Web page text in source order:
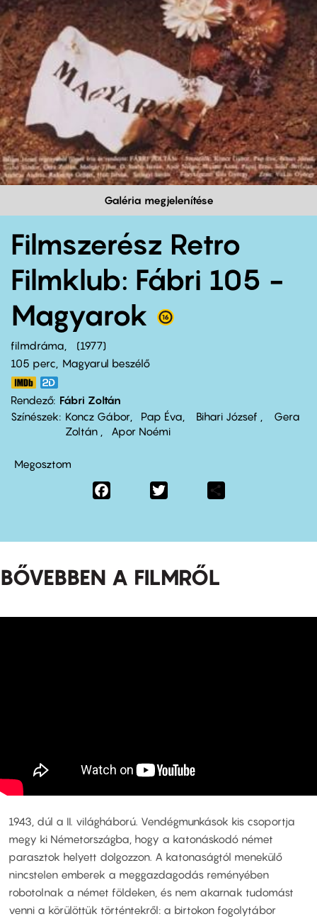
Galéria megjelenítése
Filmszerész Retro
Filmklub: Fábri 105 -
Magyarok
filmdráma
1977
105 perc,
Magyarul beszélő
Rendező Fábri Zoltán
Színészek
Koncz Gábor Pap Éva Bihari József
Gera
Zoltán
Apor Noémi
Megosztom
Facebook
BŐVEBBEN A FILMRŐL
1943, dúl a II. világháború. Vendégmunkások kis csoportja
megy ki Németországba, hogy a katonáskodó német
parasztok helyett dolgozzon. A katonaságtól menekülő
nincstelen emberek a meggazdagodás reményében
robotolnak a német földeken, és nem akarnak tudomást
venni a körülöttük történtekről: a birtokon fogolytábor